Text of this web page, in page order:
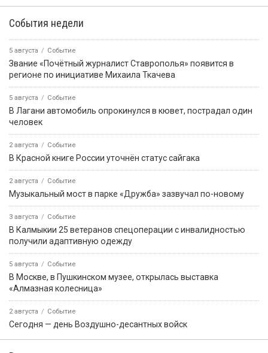
События недели
5 августа Событие
Звание «Почётный журналист Ставрополья» появится в
регионе по инициативе Михаила Ткачева
5 августа Событие
В Лагани автомобиль опрокинулся в кювет, пострадал один
человек
2 августа Событие
В Красной книге России уточнён статус сайгака
2 августа Событие
Музыкальный мост в парке «Дружба» зазвучал по-новому
3 августа Событие
В Калмыкии 25 ветеранов спецоперации с инвалидностью
получили адаптивную одежду
5 августа Событие
В Москве, в Пушкинском музее, открылась выставка
«Алмазная колесница»
2 августа Событие
Сегодня — день Воздушно-десантных войск